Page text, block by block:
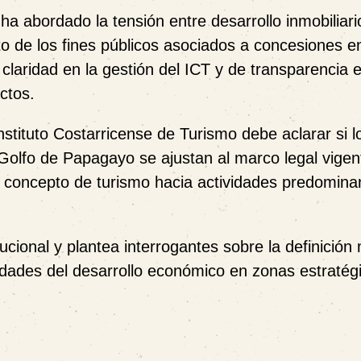
abordado la tensión entre desarrollo
de los fines públicos asociados a concesiones
en la gestión del ICT y de transparencia
Costarricense de Turismo debe aclarar si
de Papagayo se ajustan al marco legal
de turismo hacia actividades
y plantea interrogantes sobre la definición
del desarrollo económico en zonas